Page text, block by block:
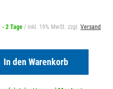
- 2 Tage/ inkl. 19% MwSt. zzgl.Versand
In den Warenkorb